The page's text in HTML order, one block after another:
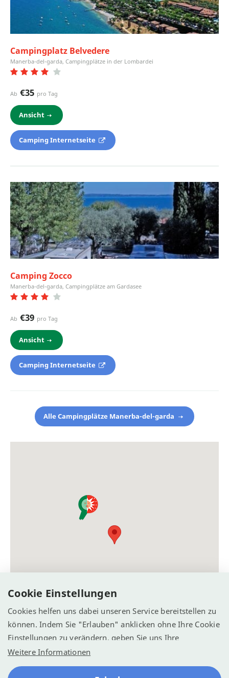
Campingplatz Belvedere
Manerba-del-garda, Campingplätze in der Lombardei
Ab €35 pro Tag
Ansicht
Camping Internetseite
Camping Zocco
Manerba-del-garda, Campingplätze am Gardasee
Ab €39 pro Tag
Ansicht
Camping Internetseite
Alle Campingplätze Manerba-del-garda
Cookie Einstellungen
Cookies helfen uns dabei unseren Service bereitstellen zu
können. Indem Sie "Erlauben" anklicken ohne Ihre Cookie
Einstellungen zu verändern, geben Sie uns Ihre
Einwilligung Cookies zu verwenden.
Weitere Informationen